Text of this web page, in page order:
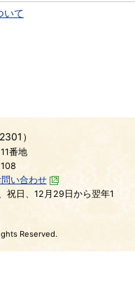
いて
）
番地
問い合わせ
祝日、12月29日から翌年1
Reserved.